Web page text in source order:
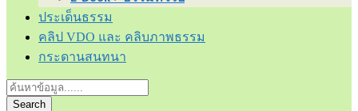
ประเด็นธรรม
คลิป VDO และ คลิบภาพธรรม
กระดานสนทนา
Search